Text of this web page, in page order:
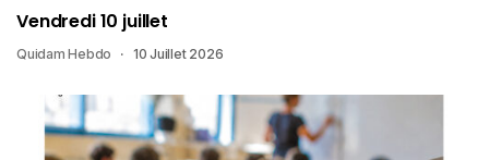
Vendredi 10 juillet
Quidam Hebdo 10 Juillet 2026